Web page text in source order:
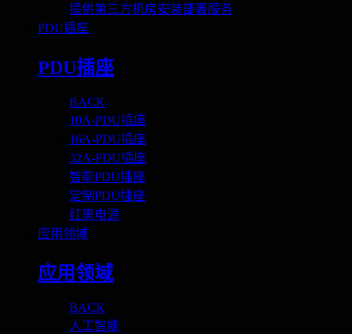
提供第三方机房安装部署服务
PDU插座
PDU插座
BACK
10A-PDU插座
16A-PDU插座
32A-PDU插座
智能PDU插座
定制PDU插座
红黑电源
应用领域
应用领域
BACK
人工智能